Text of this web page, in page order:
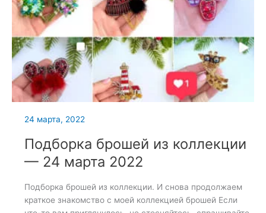
24 марта, 2022
Подборка брошей из коллекции
— 24 марта 2022
Подборка брошей из коллекции. И снова продолжаем
краткое знакомство с моей коллекцией брошей Если